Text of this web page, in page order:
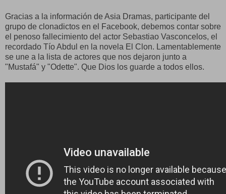
Gracias a la información de Asia Dramas, participante del
grupo de clonadictos en el Facebook, debemos contar sobre
el penoso fallecimiento del actor Sebastiao Vasconcelos, el
recordado Tío Abdul en la novela El Clon. Lamentablemente
se une a la lista de actores que nos dejaron junto a
"Mustafá" y "Odette". Que Dios los guarde a todos ellos.